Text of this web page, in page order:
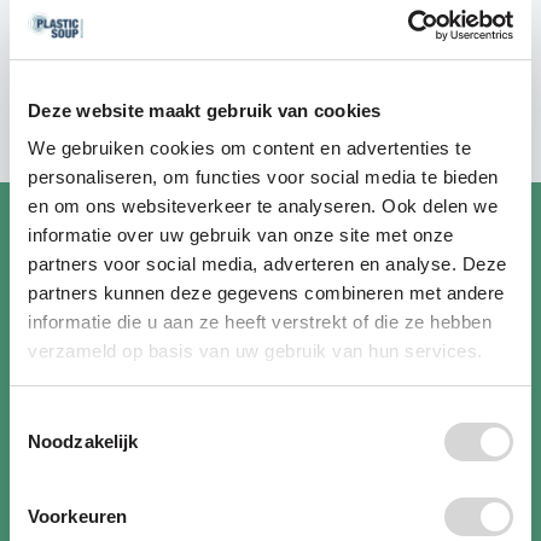
Deze website maakt gebruik van cookies
We gebruiken cookies om content en advertenties te
personaliseren, om functies voor social media te bieden
en om ons websiteverkeer te analyseren. Ook delen we
informatie over uw gebruik van onze site met onze
partners voor social media, adverteren en analyse. Deze
partners kunnen deze gegevens combineren met andere
informatie die u aan ze heeft verstrekt of die ze hebben
verzameld op basis van uw gebruik van hun services.
Noodzakelijk
Voorkeuren
gericht op impact.